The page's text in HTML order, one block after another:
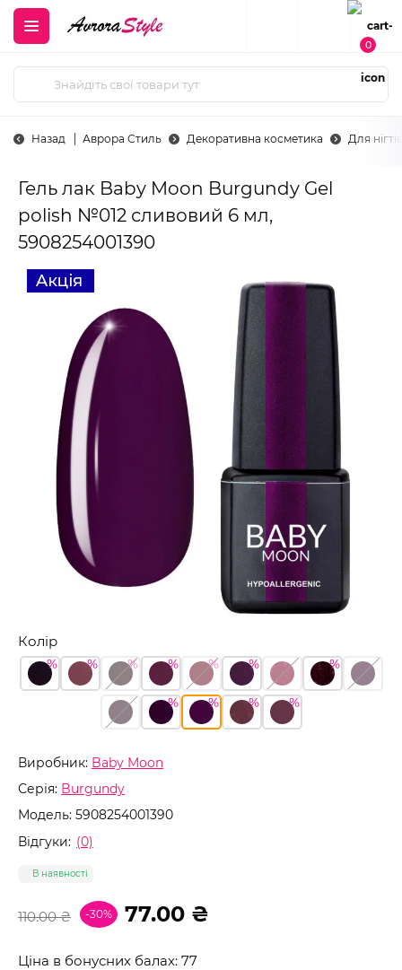
0
Назад Аврора Стиль Декоративна косметика Для нігтів
Гель лак Baby Moon Burgundy Gel
polish №012 сливовий 6 мл,
5908254001390
Виробник: Baby Moon
Серія: Burgundy
Модель: 5908254001390
Відгуки: (0)
В наявності
Колір
110.00 ₴ -30% 77.00 ₴
Ціна в бонусних балах: 77